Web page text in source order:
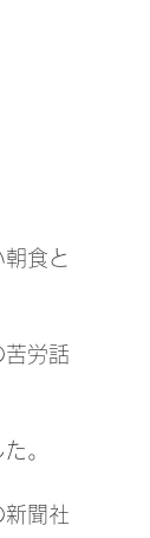
食と
苦労話
。
新聞社